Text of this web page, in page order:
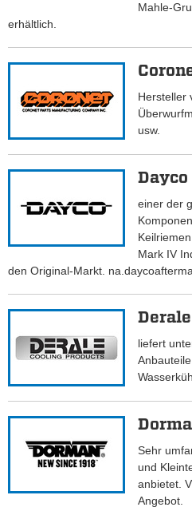
Mahle-
erhältlich.
Hersteller
usw.
Dayco
einer der
Mark IV
den Original-Markt.
Derale
liefert
Sehr
und
anbietet.
Angebot.